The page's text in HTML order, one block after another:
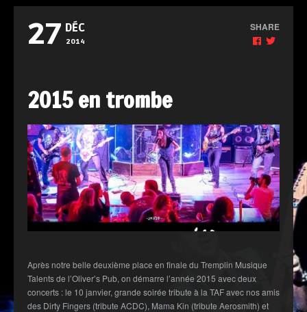
27 DÉC
2014
SHARE
2015 en trombe
Après notre belle deuxième place en finale du Tremplin Musique
Talents de l’Oliver’s Pub, on démarre l’année 2015 avec deux
concerts : le 10 janvier, grande soirée tribute à la TAF avec nos amis
des Dirty Fingers (tribute ACDC), Mama Kin (tribute Aerosmith) et